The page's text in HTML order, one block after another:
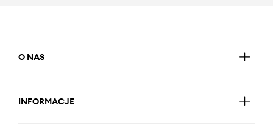
O NAS
INFORMACJE